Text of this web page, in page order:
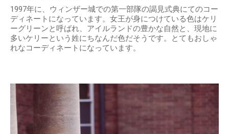
1997年に、ウィンザー城での第一部隊の謁見式典にてのコー
ディネートになっています。女王が身につけている色はケリ
ーグリーンと呼ばれ、アイルランドの豊かな自然と、現地に
多いケリーという姓にちなんだ色だそうです。とてもおしゃ
れなコーディネートになっています。